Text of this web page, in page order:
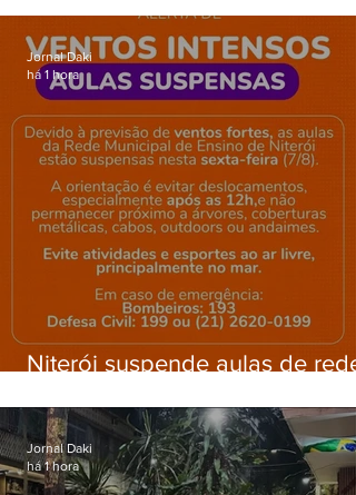
Gardênia Azul
Niterói suspende aulas de rede
ventos fortes nesta sexta (7)
Jornal Daki
há 1 hora
Jornal Daki
há 1 hora